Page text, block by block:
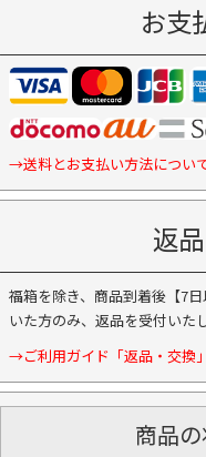
お支
→送料とお支払い方法につい
返
福箱を除き、商品到着後【7
いた方のみ、返品を受付いた
→ご利用ガイド「返品・交換」
商品